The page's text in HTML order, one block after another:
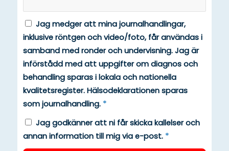
Jag medger att mina journalhandlingar,
inklusive röntgen och video/foto, får användas i
samband med ronder och undervisning. Jag är
införstådd med att uppgifter om diagnos och
behandling sparas i lokala och nationella
kvalitetsregister. Hälsodeklarationen sparas
som journalhandling. *
Jag godkänner att ni får skicka kallelser och
annan information till mig via e-post. *